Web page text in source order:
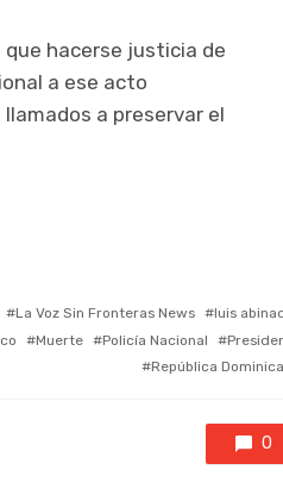
que hacerse justicia de
a ese acto
a preservar el
La Voz Sin Fronteras News
luis
Muerte Policía Nacional
República
0